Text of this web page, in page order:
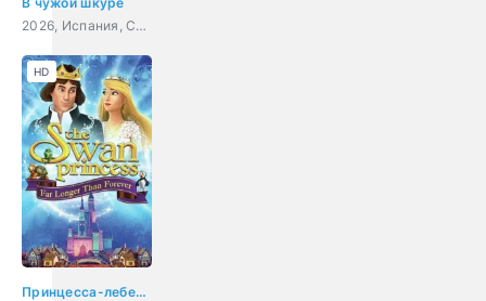
2026, Испания, США, мультфильм, фэнтези, комедия, приключения, семейный
Принцесса-лебедь: Дольше, чем вечность
HD